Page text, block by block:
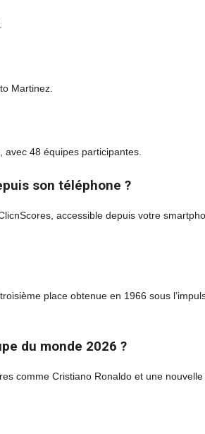
Martinez.
48 équipes participantes.
son téléphone ?
accessible depuis votre
place obtenue en 1966 sous
du monde 2026 ?
comme Cristiano Ronaldo et une nouvelle